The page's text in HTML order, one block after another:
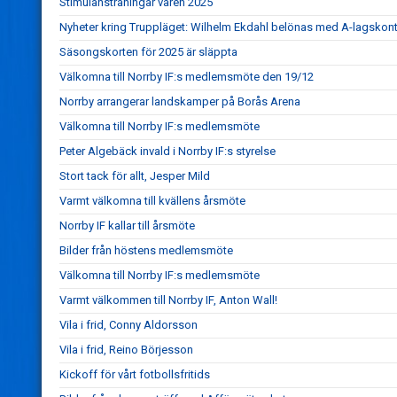
Nyheter kring Truppläget: Wilhelm Ekdahl belönas med A-
Säsongskorten för 2025 är släppta
Välkomna till Norrby IF:s medlemsmöte den 19/12
Norrby arrangerar landskamper på Borås Arena
Välkomna till Norrby IF:s medlemsmöte
Peter Algebäck invald i Norrby IF:s styrelse
Stort tack för allt, Jesper Mild
Varmt välkomna till kvällens årsmöte
Norrby IF kallar till årsmöte
Bilder från höstens medlemsmöte
Välkomna till Norrby IF:s medlemsmöte
Varmt välkommen till Norrby IF, Anton Wall!
Vila i frid, Conny Aldorsson
Vila i frid, Reino Börjesson
Kickoff för vårt fotbollsfritids